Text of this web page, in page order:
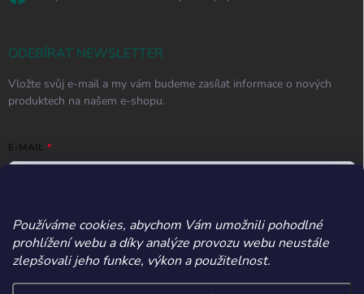
Používáme cookies, abychom Vám umožnili pohodlné
prohlížení webu a díky analýze provozu webu neustále
zlepšovali jeho funkce, výkon a použitelnost.
ODEBÍRAT NEWSLETTER
Vložte svůj e-mail a my vám budeme zasílat informace o nových
produktech na našem e-shopu.
E-MAIL
Vložením e-mailu souhlasíte spodmínkami ochrany osobních údajů
Přihlásit se